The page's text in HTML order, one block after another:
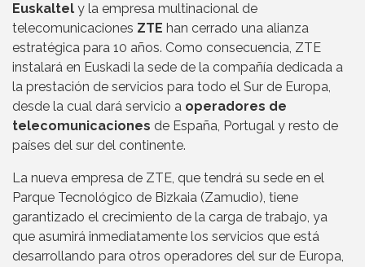
Euskaltel y la empresa multinacional de
telecomunicaciones ZTE han cerrado una alianza
estratégica para 10 años. Como consecuencia, ZTE
instalará en Euskadi la sede de la compañía dedicada a
la prestación de servicios para todo el Sur de Europa,
desde la cual dará servicio a operadores de
telecomunicaciones de España, Portugal y resto de
países del sur del continente.
La nueva empresa de ZTE, que tendrá su sede en el
Parque Tecnológico de Bizkaia (Zamudio), tiene
garantizado el crecimiento de la carga de trabajo, ya
que asumirá inmediatamente los servicios que está
desarrollando para otros operadores del sur de Europa,